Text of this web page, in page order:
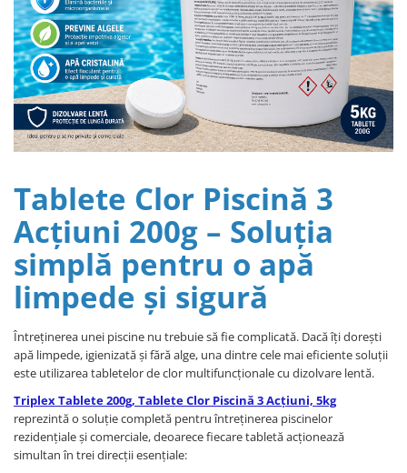
Bord | Plastice Interioare
Parfumuri | Odorizante
CEARA | SEALANT | TRATAMENTE
HIDROFOBE
PROTECTIE | COATING CERAMIC
POLISH | SLEFUIRE | BURETI
LAVETE | PROSOAPE
ACCESORII | ECHIPAMENTE |
APARATURA
Tablete Clor Piscină 3
Acțiuni 200g – Soluția
simplă pentru o apă
limpede și sigură
Întreținerea unei piscine nu trebuie să fie complicată. Dacă îți dorești
apă limpede, igienizată și fără alge, una dintre cele mai eficiente soluții
este utilizarea tabletelor de clor multifuncționale cu dizolvare lentă.
Triplex Tablete 200g, Tablete Clor Piscină 3 Acțiuni, 5kg
reprezintă o soluție completă pentru întreținerea piscinelor
rezidențiale și comerciale, deoarece fiecare tabletă acționează
simultan în trei direcții esențiale: